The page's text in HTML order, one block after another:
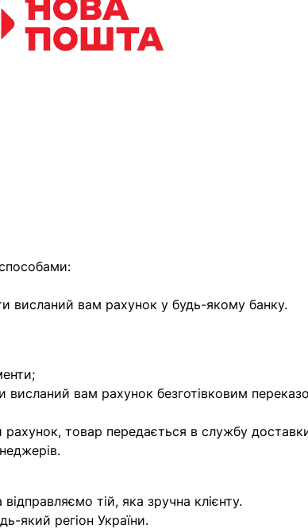
висланий вам рахунок у будь-якому банку.
висланий вам рахунок безготівковим
товар передається в службу
тій, яка зручна клієнту.
який регіон України.